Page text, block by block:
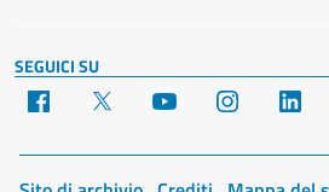
SEGUICI SU
Facebook YouTube Instagram